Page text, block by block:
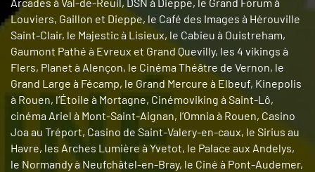
Louviers, Gaillon et Dieppe, le Café des Images à Hérouville
Saint-Clair, le Majestic à Lisieux, le Cabieu à Ouistreham,
Gaumont Pathé à Evreux et Grand Quevilly, les 4 vikings à
Flers, Planet à Alençon, le Cinéma Théâtre de Vernon, le
Grand Large à Fécamp, le Grand Mercure à Elbeuf, Kinepolis
à Rouen, l’Étoile à Mortagne, Cinémoviking à Saint-Lô,
cinéma Ariel à Mont-Saint-Aignan, l’Omnia à Rouen, Casino
Joa au Tréport, Casino de Saint-Valery-en-caux, le Sirius au
Havre, les Arches Lumière à Yvetot, le Palace aux Andelys,
le Normandy à Neufchâtel-en-Bray, le Ciné à Pont-Audemer,